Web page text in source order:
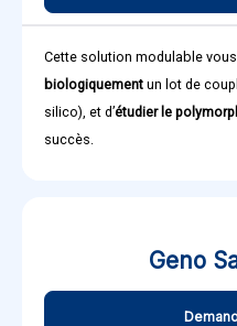
Cette solution modulable
biologiquement un lot de
silico), et d’étudier le
succès.
Geno